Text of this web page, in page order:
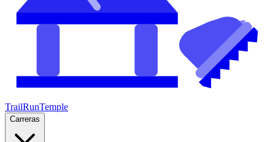
TrailRunTemple
Carreras